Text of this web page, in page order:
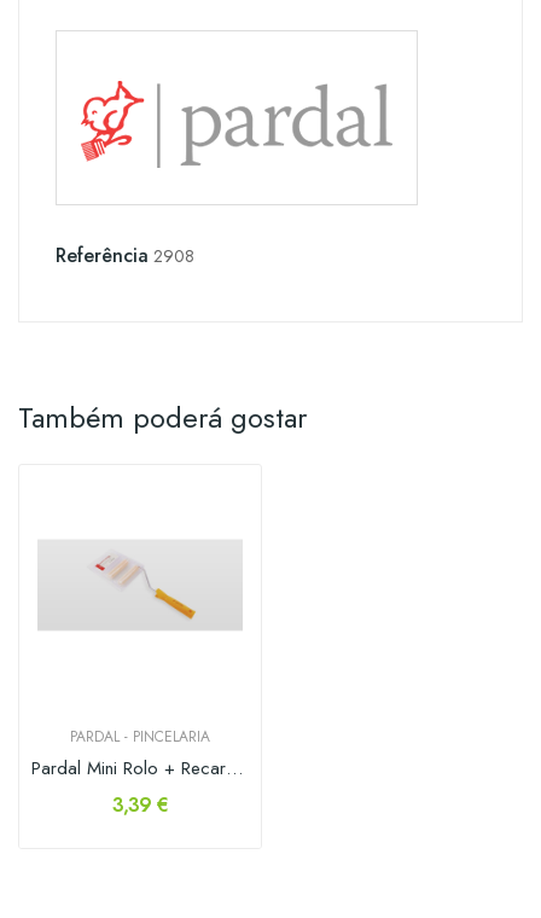
Referência 2908
Também poderá gostar
PARDAL - PINCELARIA
Pardal Mini Rolo + Recarga Angorá 100mm
3,39 €